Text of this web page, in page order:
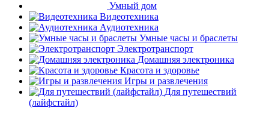
Умный дом
Видеотехника
Аудиотехника
Умные часы и браслеты
Электротранспорт
Домашняя электроника
Красота и здоровье
Игры и развлечения
Для путешествий
(лайфстайл)